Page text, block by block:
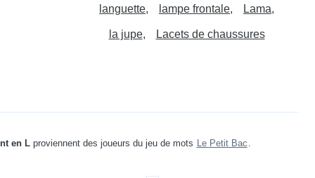
languette lampe frontale Lama
la jupe Lacets de chaussures
en Lproviennent des joueurs du jeu de mots Le Petit Bac .